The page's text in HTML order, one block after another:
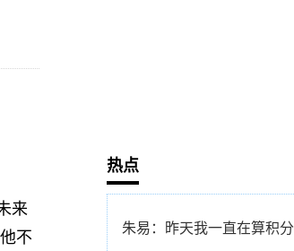
来
不
热点
朱易：昨天我一直在算积分